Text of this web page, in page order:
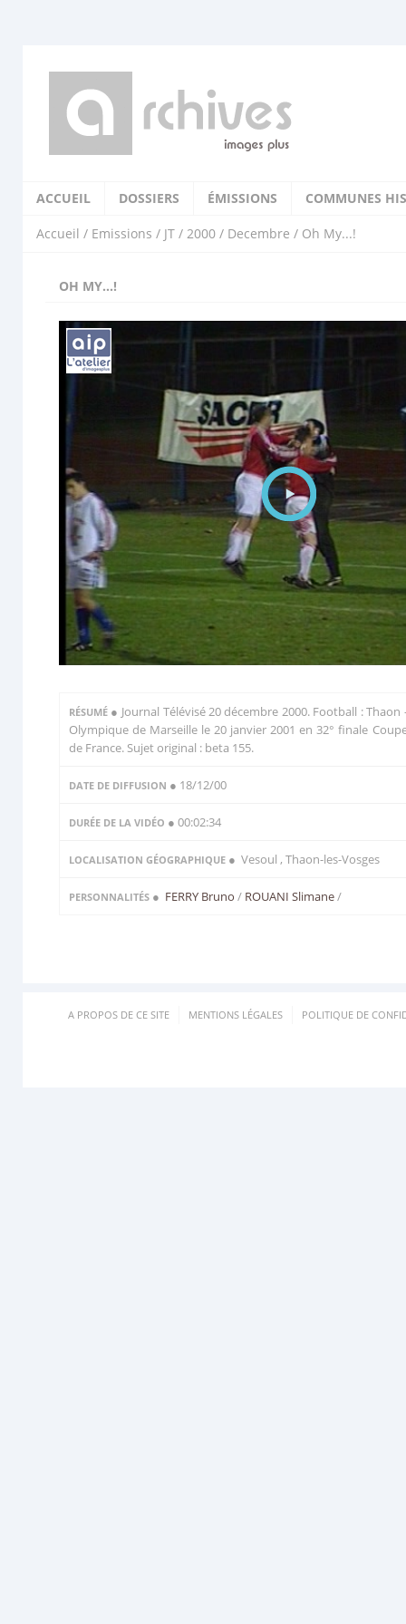
ACCUEIL DOSSIERS ÉMISSIONS COMMUNES
Accueil / Emissions / JT / 2000 / Decembre / Oh My...!
OH MY...!
RÉSUMÉ ● Journal Télévisé 20 décembre 2000. Football : Thaon
Olympique de Marseille le 20 janvier 2001 en 32° finale
de France. Sujet original : beta 155.
DATE DE DIFFUSION ● 18/12/00
DURÉE DE LA VIDÉO ● 00:02:34
LOCALISATION GÉOGRAPHIQUE ● Vesoul , Thaon-les-Vosges
PERSONNALITÉS ● FERRY Bruno / ROUANI Slimane/
A PROPOS DE CE SITE MENTIONS LÉGALES POLITIQUE DE